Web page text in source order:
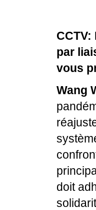
par
vous
Wang
doit